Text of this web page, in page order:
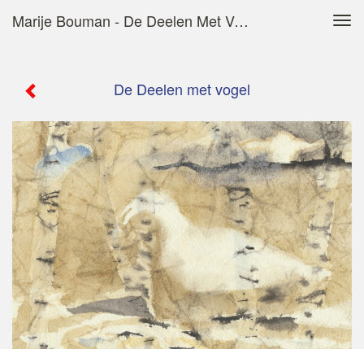
Marije Bouman - De Deelen Met Vogel
De Deelen met vogel